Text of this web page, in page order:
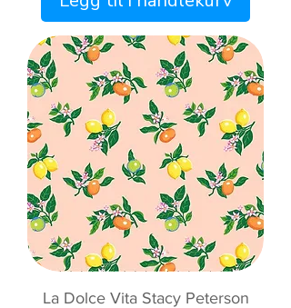
La Dolce Vita Stacy Peterson